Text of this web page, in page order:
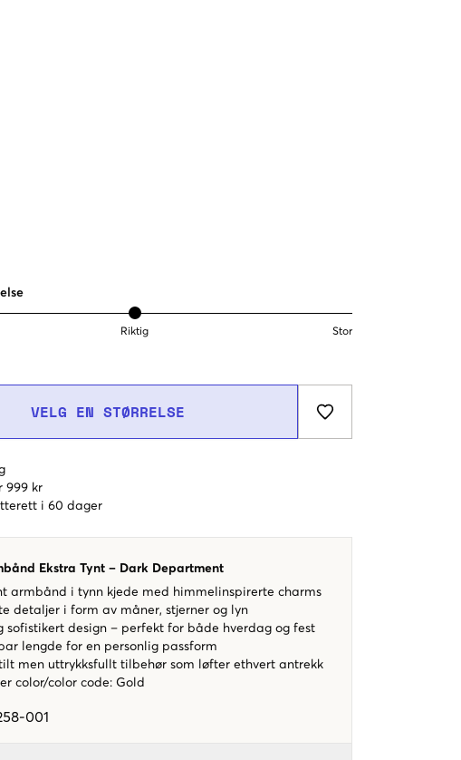
Riktig Stor
VELG EN STØRRELSE
999 kr
i 60 dager
Ekstra Tynt – Dark Department
armbånd i tynn kjede med himmelinspirerte charms
detaljer i form av måner, stjerner og lyn
sofistikert design – perfekt for både hverdag og fest
lengde for en personlig passform
men uttrykksfullt tilbehør som løfter ethvert antrekk
color/color code: Gold
001